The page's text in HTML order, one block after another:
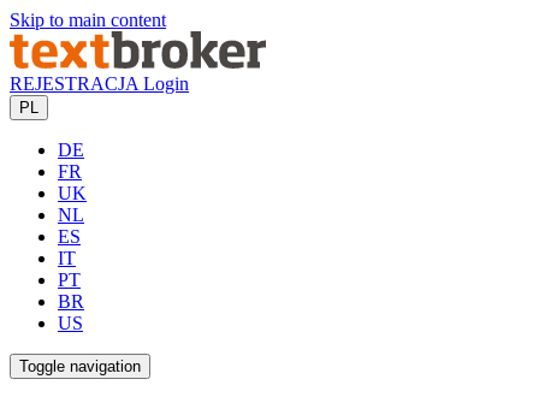
Skip to main content
REJESTRACJA Login
PL
DE
FR
UK
NL
ES
IT
PT
BR
US
Toggle navigation